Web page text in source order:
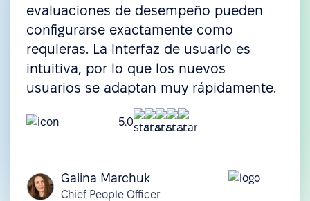
evaluaciones de desempeño pueden
configurarse exactamente como
requieras. La interfaz de usuario es
intuitiva, por lo que los nuevos
usuarios se adaptan muy rápidamente.
5.0
Galina Marchuk
Chief People Officer